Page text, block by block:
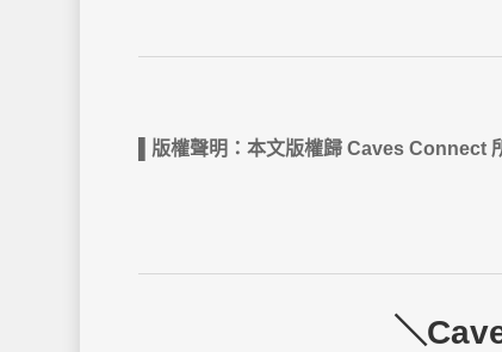
▌版權聲明：本文版權歸 Caves Connect
＼